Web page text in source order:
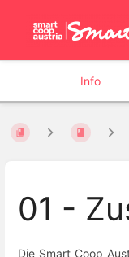
Info
01 -
Die Smart Coop